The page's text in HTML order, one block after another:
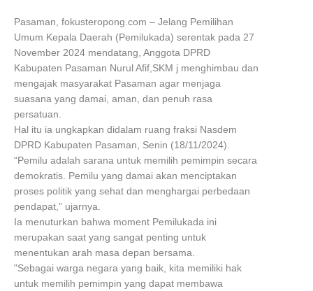
Pasaman, fokusteropong.com – Jelang Pemilihan
Umum Kepala Daerah (Pemilukada) serentak pada 27
November 2024 mendatang, Anggota DPRD
Kabupaten Pasaman Nurul Afif,SKM j menghimbau dan
mengajak masyarakat Pasaman agar menjaga
suasana yang damai, aman, dan penuh rasa
persatuan.
Hal itu ia ungkapkan didalam ruang fraksi Nasdem
DPRD Kabupaten Pasaman, Senin (18/11/2024).
“Pemilu adalah sarana untuk memilih pemimpin secara
demokratis. Pemilu yang damai akan menciptakan
proses politik yang sehat dan menghargai perbedaan
pendapat,” ujarnya.
Ia menuturkan bahwa moment Pemilukada ini
merupakan saat yang sangat penting untuk
menentukan arah masa depan bersama.
"Sebagai warga negara yang baik, kita memiliki hak
untuk memilih pemimpin yang dapat membawa